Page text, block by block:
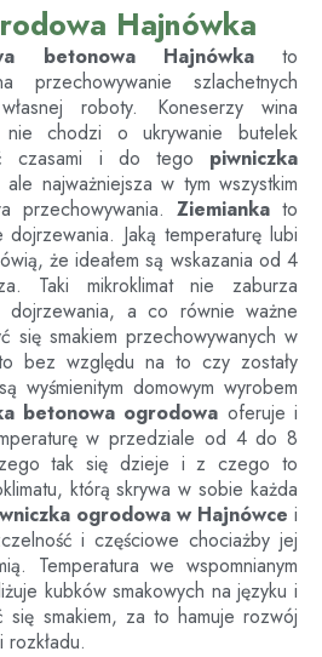
Hajnówka
betonowa Hajnówka to
przechowywanie szlachetnych
roboty. Koneserzy wina
chodzi o ukrywanie butelek
czasami i do tego piwniczka
najważniejsza w tym wszystkim
przechowywania. Ziemianka to
Jaką temperaturę lubi
że ideałem są wskazania od 4
Taki mikroklimat nie zaburza
dojrzewania, a co równie ważne
się smakiem przechowywanych w
bez względu na to czy zostały
wyśmienitym domowym wyrobem
betonowa ogrodowa oferuje i
w przedziale od 4 do 8
tak się dzieje i z czego to
którą skrywa w sobie każda
ogrodowa w Hajnówce i
i częściowe chociażby jej
Temperatura we wspomnianym
kubków smakowych na języku i
się smakiem, za to hamuje rozwój